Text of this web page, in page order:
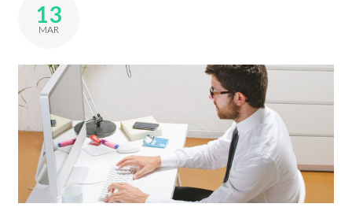
13
MAR